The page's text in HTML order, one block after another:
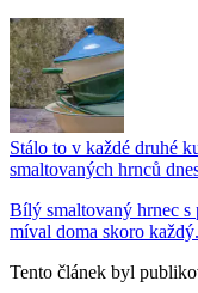
Stálo to v každé druhé
smaltovaných hrnců
Bílý smaltovaný hrnec s
míval doma skoro
Tento článek byl